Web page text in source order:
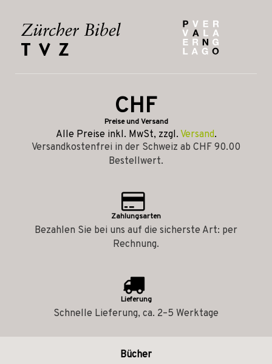
CHF
Preise und Versand
Alle Preise inkl. MwSt, zzgl. Versand.
Versandkostenfrei in der Schweiz ab CHF 90.00
Bestellwert.
Zahlungsarten
Bezahlen Sie bei uns auf die sicherste Art: per
Rechnung.
Lieferung
Schnelle Lieferung, ca. 2–5 Werktage
Bücher